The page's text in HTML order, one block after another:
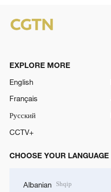
EXPLORE MORE
English
Français
Русский
CCTV+
CHOOSE YOUR LANGUAGE
Albanian Shqip